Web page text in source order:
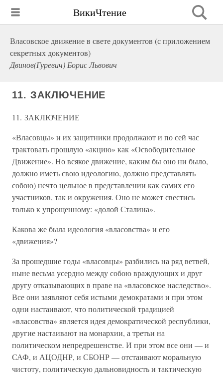
ВикиЧтение
Власовское движение в свете документов (с приложением
секретных документов)
Двинов(Гуревич) Борис Львович
11. ЗАКЛЮЧЕНИЕ
11. ЗАКЛЮЧЕНИЕ
«Власовцы» и их защитники продолжают и по сей час
трактовать прошлую «акцию» как «Освободительное
Движение». Но всякое движение, каким бы оно ни было,
должно иметь свою идеологию, должно представлять
собою) нечто цельное в представлении как самих его
участников, так и окружения. Оно не может свестись
только к упрощенному: «долой Сталина».
Какова же была идеология «власовства» и его
«движения»?
За прошедшие годы «власовцы» разбились на ряд ветвей,
ныне весьма усердно между собою враждующих и друг
другу отказывающих в праве на «власовское наследство».
Все они заявляют себя истыми демократами и при этом
одни настаивают, что политической традицией
«власовства» является идея демократической республики,
другие настаивают на монархии, а третьи на
политическом непредрешенстве. И при этом все они — и
САФ, и АЦОДНР, и СБОНР — отстаивают моральную
чистоту, политическую дальновидность и тактическую